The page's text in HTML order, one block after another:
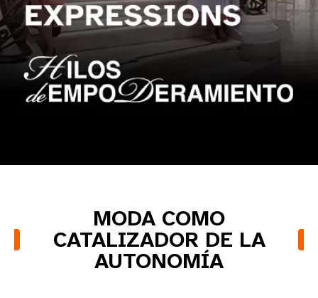
MODA COMO
CATALIZADOR DE LA
AUTONOMÍA